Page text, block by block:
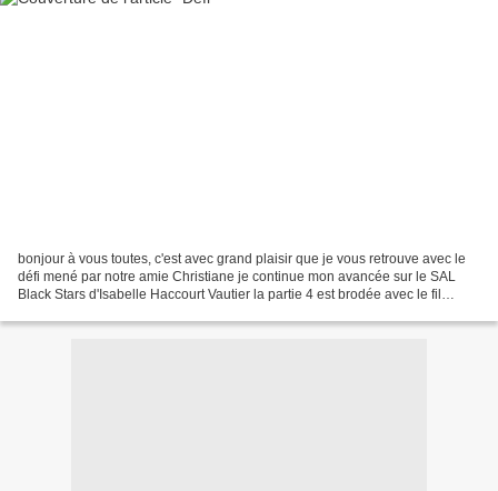
bonjour à vous toutes, c'est avec grand plaisir que je vous retrouve avec le
défi mené par notre amie Christiane je continue mon avancée sur le SAL
Black Stars d'Isabelle Haccourt Vautier la partie 4 est brodée avec le fil